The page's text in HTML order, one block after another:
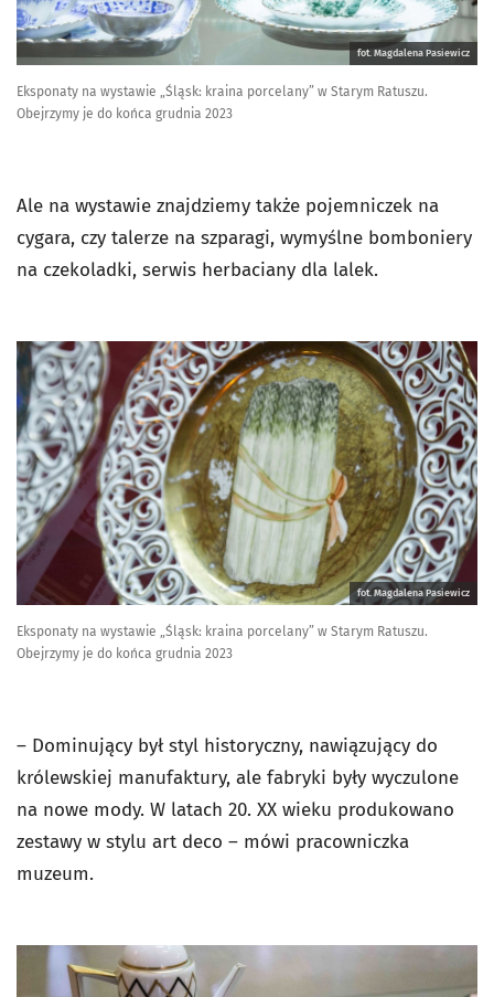
fot. Magdalena Pasiewicz
Eksponaty na wystawie „Śląsk: kraina porcelany” w Starym Ratuszu.
Obejrzymy je do końca grudnia 2023
Ale na wystawie znajdziemy także pojemniczek na
cygara, czy talerze na szparagi, wymyślne bomboniery
na czekoladki, serwis herbaciany dla lalek.
fot. Magdalena Pasiewicz
Eksponaty na wystawie „Śląsk: kraina porcelany” w Starym Ratuszu.
Obejrzymy je do końca grudnia 2023
– Dominujący był styl historyczny, nawiązujący do
królewskiej manufaktury, ale fabryki były wyczulone
na nowe mody. W latach 20. XX wieku produkowano
zestawy w stylu art deco – mówi pracowniczka
muzeum.